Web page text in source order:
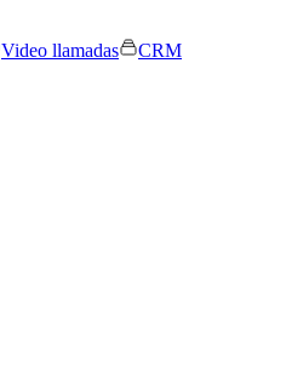
Video llamadas
CRM